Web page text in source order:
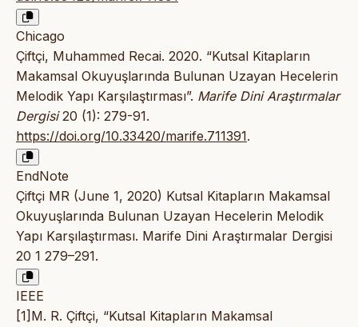
Chicago
Çiftçi, Muhammed Recai. 2020. “Kutsal Kitapların
Makamsal Okuyuşlarında Bulunan Uzayan Hecelerin
Melodik Yapı Karşılaştırması”. Marife Dini Araştırmalar
Dergisi20 (1): 279-91.
https://doi.org/10.33420/marife.711391.
EndNote
Çiftçi MR (June 1, 2020) Kutsal Kitapların Makamsal
Okuyuşlarında Bulunan Uzayan Hecelerin Melodik
Yapı Karşılaştırması. Marife Dini Araştırmalar Dergisi
20 1 279–291.
IEEE
[1]M. R. Çiftçi, “Kutsal Kitapların Makamsal